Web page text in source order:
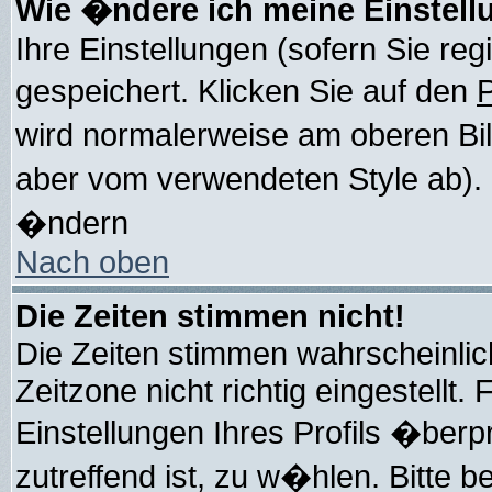
Wie �ndere ich meine
Ihre Einstellungen (sofern Sie
gespeichert. Klicken Sie auf den
wird normalerweise am oberen
aber vom verwendeten Style
�ndern
Nach oben
Die Zeiten stimmen nicht!
Die Zeiten stimmen
Zeitzone nicht richtig eingestellt.
Einstellungen Ihres Profils
zutreffend ist, zu w�hlen. Bitte